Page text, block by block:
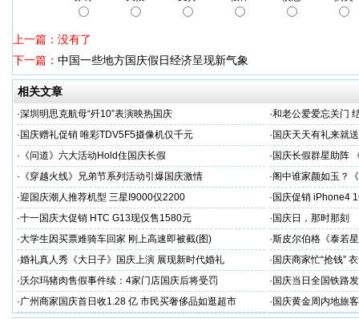
上一篇：没有了
下一篇： 中国一些地方国庆假日经济呈现新气象
相关文章
·深圳明思克航母“歼10”表演映热国庆 ·和老公爱爱忘关门
· 国庆赠礼促销 唯彩TDV5F5摄像机仅千元 · 国庆天天有礼来就
· 《问道》六大活动Hold住国庆长假 · 国庆长假群星助阵
· 《穿越火线》兄弟节系列活动引爆国庆激情 ·阁中谁家颜如玉？
·迎国庆潮人推荐机型 三星I9000仅2200 · 国庆促销 iPhone4
·十一国庆大促销 HTC G13现仅售1580元 · 国庆日，那时那刻
·大学生因买票难骑车回家 刚上高速即被截(图) ·斯皮尔伯格《泰若
·婚礼真人秀《大日子》国庆上演 展现新时代婚礼 · 国庆商家忙“抢钱”
·沃尔玛猪肉售假事件续：4家门店国庆后将受罚 · 国庆当日全国铁路
·广州商家国庆首日收1.28 亿 市民买奢侈品如逛超市 · 国庆黄金周内地旅